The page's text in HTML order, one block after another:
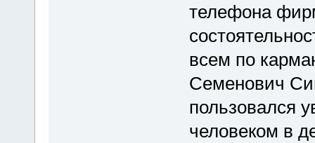
телефона
всем по
Семенович
пользовался
человеком в